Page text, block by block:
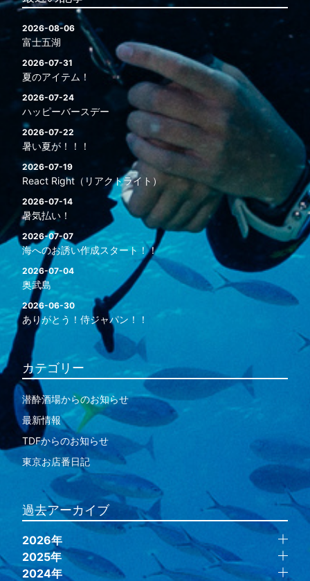
2026-08-06
富士五湖
2026-07-31
夏のアイテム！
2026-07-24
ハッピーバースデー
2026-07-22
暑い夏が！！！
2026-07-19
React Right（リアクトライト）
2026-07-14
暑気払い！
2026-07-07
海へのお誘い作成スタート！！
2026-07-04
奥武島
2026-06-30
ありがとう！侍ジャパン！！
カテゴリー
潜酔酒場からのお知らせ
最新情報
TDFからのお知らせ
東京お店番日記
過去アーカイブ
2026年
2025年
2024年